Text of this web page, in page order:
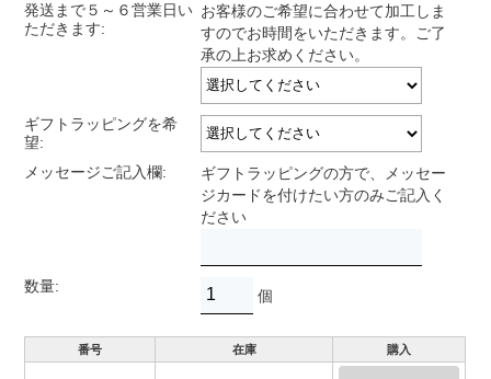
発送まで５～６営業日い
ただきます:
お客様のご希望に合わせて加工しま
すのでお時間をいただきます。ご了
承の上お求めください。
ギフトラッピングを希
望:
メッセージご記入欄:
ギフトラッピングの方で、メッセー
ジカードを付けたい方のみご記入く
ださい
数量:
個
番号 在庫 購入